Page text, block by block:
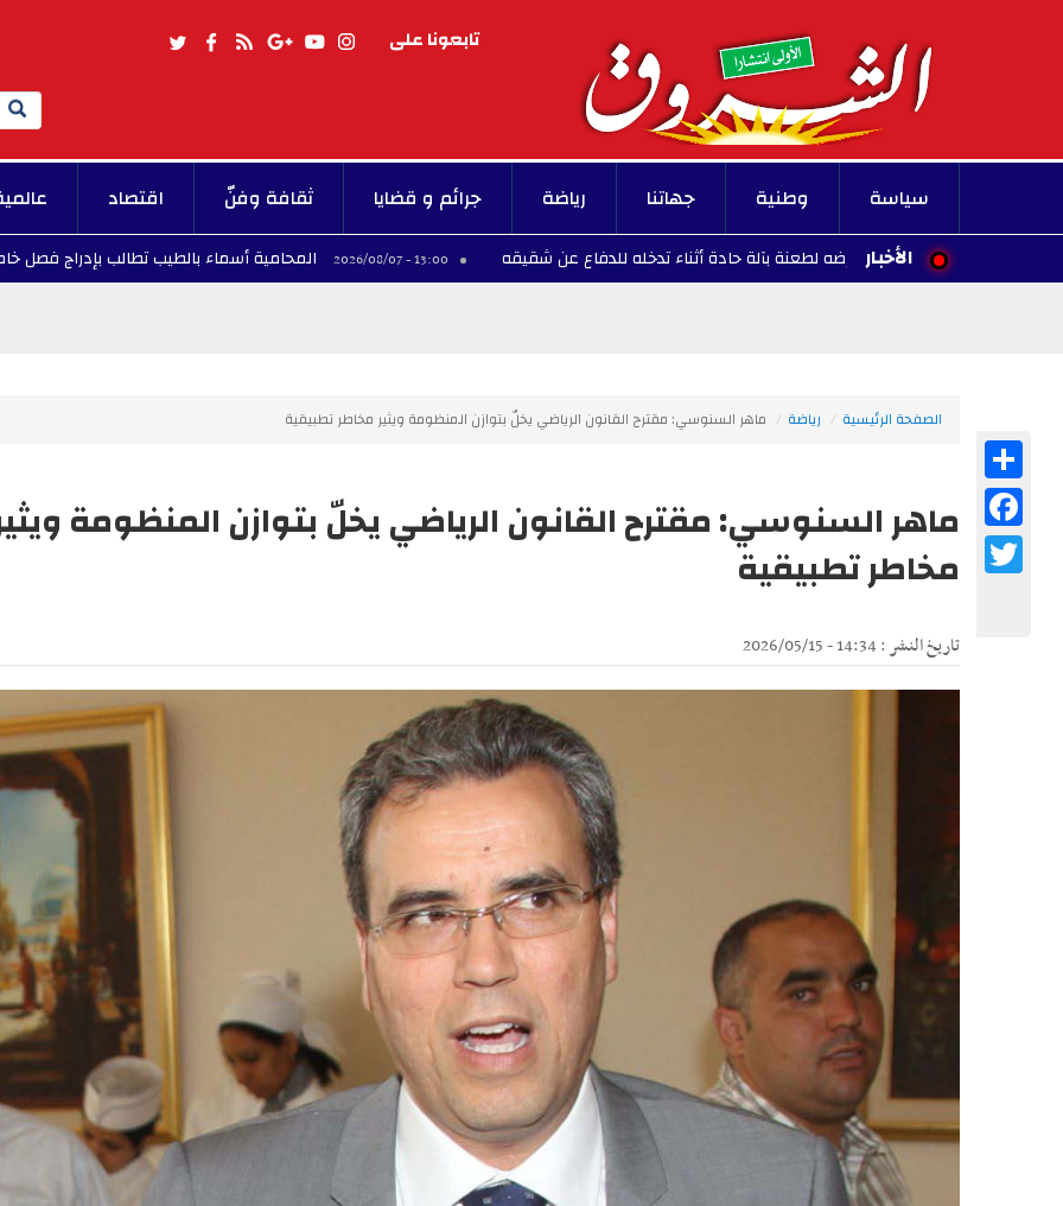
تابعونا على
Search
سياسة وطنية جهاتنا رياضة جرائم و قضايا ثقافة وفنّ اقتصاد
الأخبار
شاب بعد تعرضه لطعنة بآلة حادة أثناء تدخله للدفاع عن شقيقه 13:00 - 2026/08/07 المحامية أسماء بالطيب تطالب بإدراج فصل خاص بإجراءات
الصفحة الرئيسية رياضة ماهر السنوسي: مقترح القانون الرياضي يخلّ بتوازن المنظومة ويثير مخاطر تطبيقية
ماهر السنوسي: مقترح القانون الرياضي يخلّ بتوازن المنظومة
مخاطر تطبيقية
تاريخ النشر : 14:34 - 2026/05/15
Facebook
Twitter